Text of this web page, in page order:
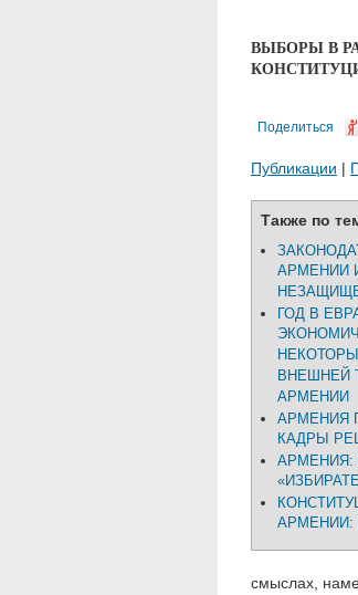
ВЫБОРЫ В
Поделиться
Публикации |
Также по
АРМЕНИИ
ГОД В
ВНЕШНЕЙ
АРМЕНИИ
АРМЕНИЯ
КАДРЫ
АРМЕНИЯ:
АРМЕНИИ:
смыслах,